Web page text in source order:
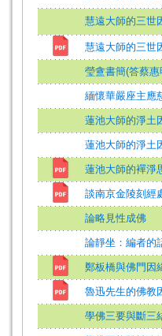
慧遠大師的三世
慧遠大師的三世
瑩盦書簡(答蔡
緬懷華嚴座主應
蓮池大師的淨土
蓮池大師的淨土
蓮池大師的襌淨
談南京金陵刻經
論略見性成佛
論靜坐：編者的
鄭板橋與佛門因
魯迅先生的佛教
學佛三要與斷三